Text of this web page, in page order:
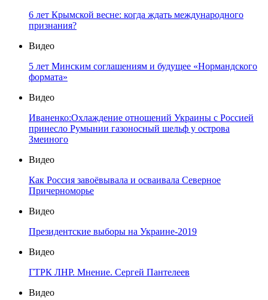
6 лет Крымской весне: когда ждать международного
признания?
Видео
5 лет Минским соглашениям и будущее «Нормандского
формата»
Видео
Иваненко:Охлаждение отношений Украины с Россией
принесло Румынии газоносный шельф у острова
Змеиного
Видео
Как Россия завоёвывала и осваивала Северное
Причерноморье
Видео
Президентские выборы на Украине-2019
Видео
ГТРК ЛНР. Мнение. Сергей Пантелеев
Видео